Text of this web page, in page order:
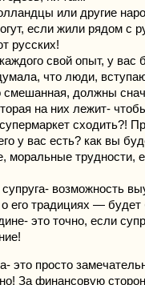
или другие
если жили рядом с
русских!
свой опыт, у вас
что люди,
смешанная, должны
на них лежит-
сходить?!
у вас есть? как вы
моральные трудности,
возможность
его традициях — будет
это точно, если
это просто
За финансовую